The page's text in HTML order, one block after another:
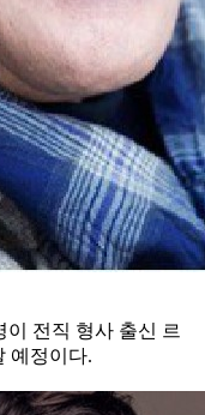
이 전직 형사 출신 르
예정이다.